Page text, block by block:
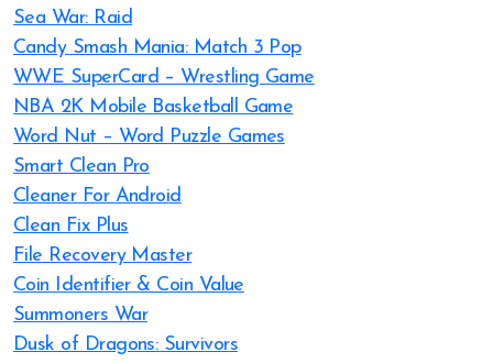
Sea War: Raid
Candy Smash Mania: Match 3 Pop
WWE SuperCard – Wrestling Game
NBA 2K Mobile Basketball Game
Word Nut – Word Puzzle Games
Smart Clean Pro
Cleaner For Android
Clean Fix Plus
File Recovery Master
Coin Identifier & Coin Value
Summoners War
Dusk of Dragons: Survivors